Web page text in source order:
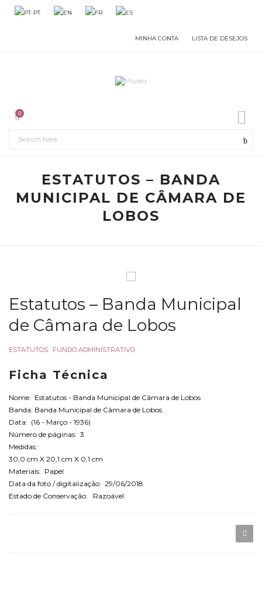
MINHA CONTA LISTA DE DESEJOS
0
ESTATUTOS – BANDA
MUNICIPAL DE CÂMARA DE
LOBOS
Estatutos – Banda Municipal
de Câmara de Lobos
ESTATUTOS, FUNDO ADMINISTRATIVO
Ficha Técnica
Nome: Estatutos - Banda Municipal de Câmara de Lobos
Banda: Banda Municipal de Câmara de Lobos
Data: (16 - Março - 1936)
Número de páginas: 3
Medidas:
30,0 cm X 20,1 cm X 0,1 cm
Materiais: Papel
Data da foto / digitalização: 29/06/2018
Estado de Conservação: Razoável